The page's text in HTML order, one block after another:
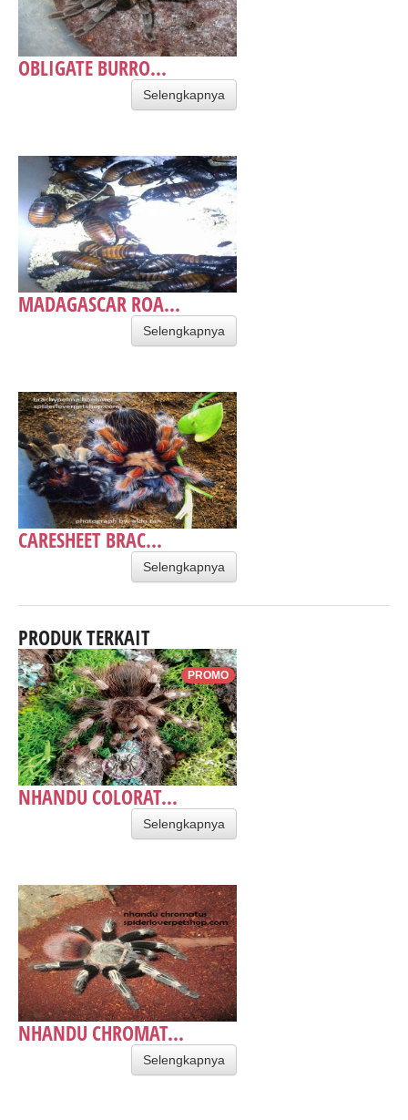
OBLIGATE BURRO...
Selengkapnya
MADAGASCAR ROA...
Selengkapnya
CARESHEET BRAC...
Selengkapnya
PRODUK TERKAIT
PROMO
NHANDU COLORAT...
Selengkapnya
NHANDU CHROMAT...
Selengkapnya